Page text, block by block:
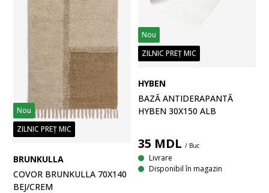
Nou
ZILNIC PREȚ MIC
BRUNKULLA
COVOR BRUNKULLA 70X140
BEJ/CREM
Nou
ZILNIC PREȚ MIC
HYBEN
BAZĂ ANTIDERAPANTĂ
HYBEN 30X150 ALB
35 MDL / Buc
Livrare
Disponibil în magazin